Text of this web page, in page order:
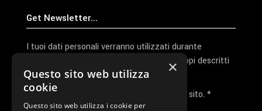
I tuoi dati personali verranno utilizzati durante
l'elaborazione della richiesta e per altri scopi descritti
nella nostraprivacy policy
Ho letto e accetto la privacy policy del sito. *
×
Questo sito web utilizza
cookie
Questo sito web utilizza i cookie per